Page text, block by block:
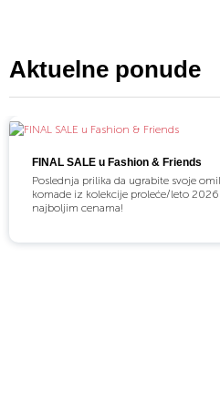
Aktuelne ponude
FINAL SALE u Fashion & Friends
Poslednja prilika da ugrabite svoje
komade iz kolekcije proleće/leto
najboljim cenama!